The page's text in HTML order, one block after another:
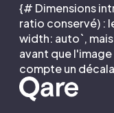
{# Dimensions
ratio conservé) :
width: auto`,
avant que
compte un